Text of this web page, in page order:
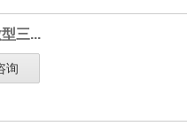
三...
询